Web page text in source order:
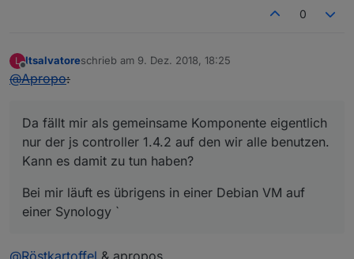
0
L
Offline
ltsalvatoreschrieb am 9. Dez. 2018, 18:25
zuletzt editiert von
@Apropo:
Da fällt mir als gemeinsame Komponente eigentlich
nur der js controller 1.4.2 auf den wir alle benutzen.
Kann es damit zu tun haben?
Bei mir läuft es übrigens in einer Debian VM auf
einer Synology `
@Röstkartoffel & apropos